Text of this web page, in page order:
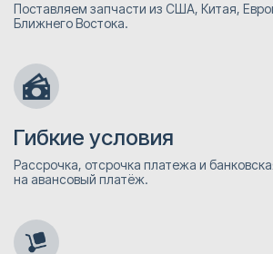
Поставляем запчасти из США, Китая,
Ближнего Востока.
Гибкие условия
Рассрочка, отсрочка платежа и
на авансовый платёж.